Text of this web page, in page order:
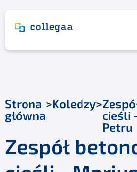
Strona
główna
>Koledzy>
cieśli
Petru
Zespół